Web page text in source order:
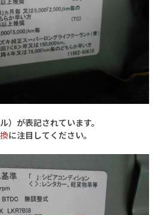
）が表記されています。
に注目してください。